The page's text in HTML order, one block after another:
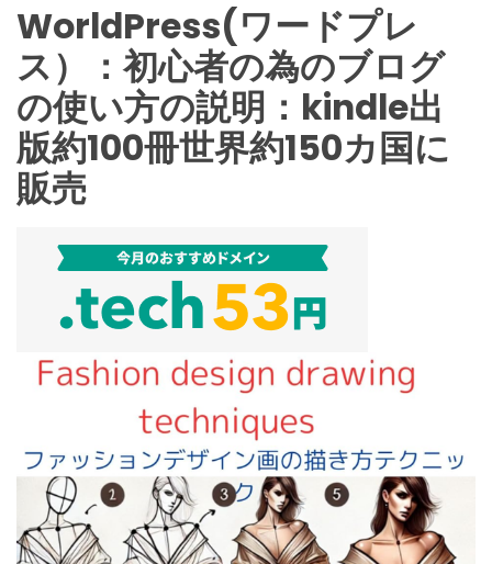
WorldPress(ワードプレ
ス）：初心者の為のブログ
の使い方の説明：kindle出
版約100冊世界約150カ国に
販売